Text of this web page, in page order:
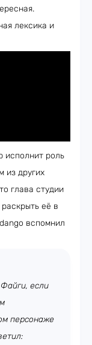
лексика и
исполнит роль
из других
глава студии
её в
вспомнил
если
персонаже